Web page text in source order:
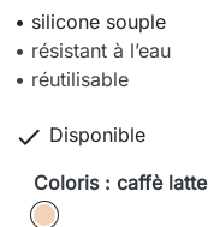
• silicone souple
• résistant à l’eau
• réutilisable
 Disponible
Coloris : caffè latte
caffè latte